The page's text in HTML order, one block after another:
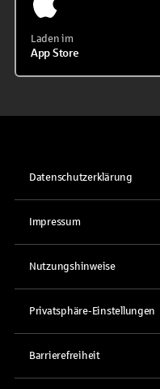
Laden im
App Store
Datenschutzerklärung
Impressum
Nutzungshinweise
Privatsphäre-Einstellungen
Barrierefreiheit